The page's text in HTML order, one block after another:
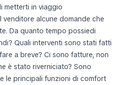
metterti in viaggio
venditore alcune domande che
Da quanto tempo possiedi
Quali interventi sono stati fatti
a breve? Ci sono fatture, non
è stato riverniciato? Sono
le principali funzioni di comfort